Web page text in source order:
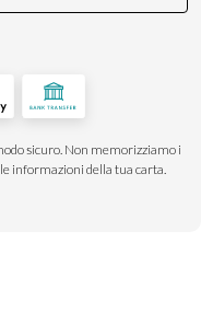
sicuro. Non memorizziamo i
informazioni della tua carta.